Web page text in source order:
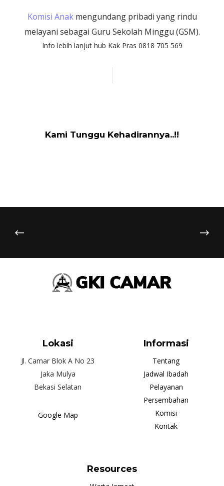
Komisi Anakmengundang pribadi yang rindu
melayani sebagai Guru Sekolah Minggu (GSM).
Info lebih lanjut hub Kak Pras 0818 705 569
Kami Tunggu Kehadirannya..!!
Lokasi
Jl. Camar Blok A No 23
Jaka Mulya
Bekasi Selatan
Google Map
Informasi
Tentang
Jadwal Ibadah
Pelayanan
Persembahan
Komisi
Kontak
Resources